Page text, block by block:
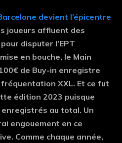
devient l’épicentre
joueurs affluent des
disputer l’EPT
en bouche, le Main
de Buy-in enregistre
XXL. Et ce fut
édition 2023 puisque
au total. Un
engouement en ce
Comme chaque année,